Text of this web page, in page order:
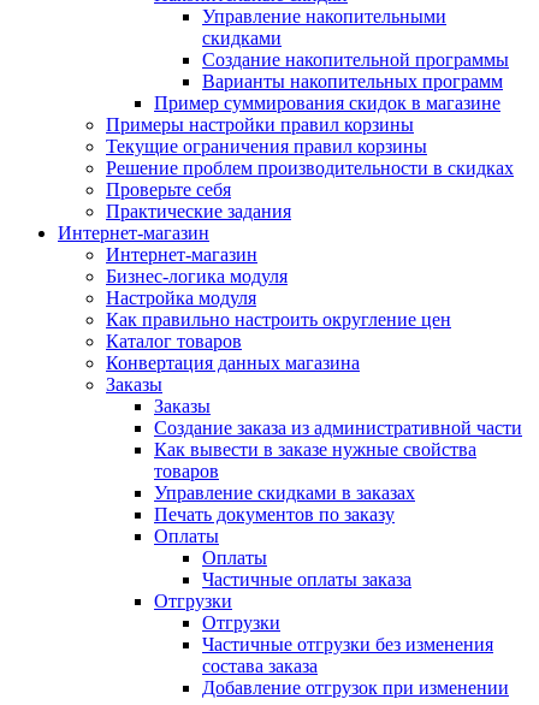
Управление накопительными
скидками
Создание накопительной программы
Варианты накопительных программ
Пример суммирования скидок в магазине
Примеры настройки правил корзины
Текущие ограничения правил корзины
Решение проблем производительности в скидках
Проверьте себя
Практические задания
Интернет-магазин
Интернет-магазин
Бизнес-логика модуля
Настройка модуля
Как правильно настроить округление цен
Каталог товаров
Конвертация данных магазина
Заказы
Заказы
Создание заказа из административной части
Как вывести в заказе нужные свойства
товаров
Управление скидками в заказах
Печать документов по заказу
Оплаты
Оплаты
Частичные оплаты заказа
Отгрузки
Отгрузки
Частичные отгрузки без изменения
состава заказа
Добавление отгрузок при изменении